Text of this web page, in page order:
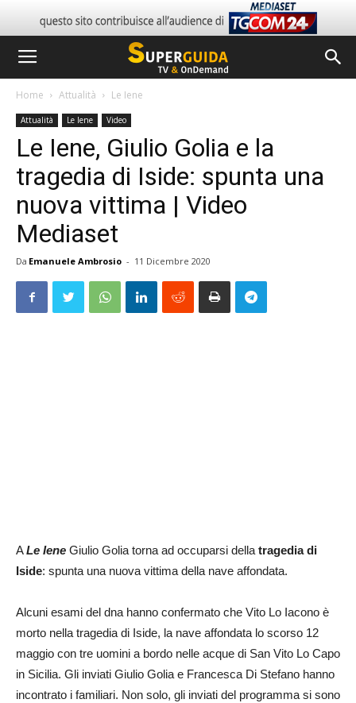
Home Attualità Le Iene
Attualità Le Iene Video
Le Iene, Giulio Golia e la
tragedia di Iside: spunta una
nuova vittima | Video
Mediaset
Da Emanuele Ambrosio - 11 Dicembre 2020
ALe Iene Giulio Golia torna ad occuparsi dellatragedia di
Iside: spunta una nuova vittima della nave affondata.
Alcuni esami del dna hanno confermato che Vito Lo Iacono è
morto nella tragedia di Iside, la nave affondata lo scorso 12
maggio con tre uomini a bordo nelle acque di San Vito Lo Capo
in Sicilia. Gli inviati Giulio Golia e Francesca Di Stefano hanno
incontrato i familiari. Non solo, gli inviati del programma si sono